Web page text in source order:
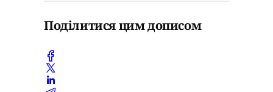
Поділитися цим дописом